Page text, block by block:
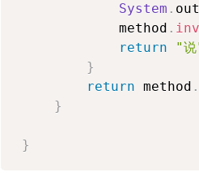
System . out
            method
.
return
"
}
return method .
}
}